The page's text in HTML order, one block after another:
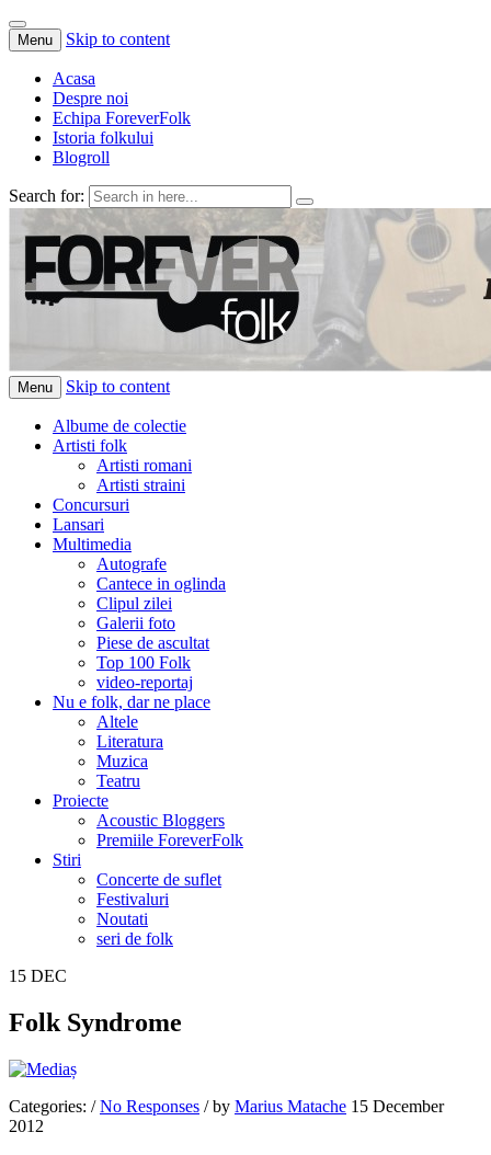
Menu Skip to content
Acasa
Despre noi
Echipa ForeverFolk
Istoria folkului
Blogroll
Search for:
ForeverFolk
Muzica sufletului tau
Menu Skip to content
Albume de colectie
Artisti folk
Artisti romani
Artisti straini
Concursuri
Lansari
Multimedia
Autografe
Cantece in oglinda
Clipul zilei
Galerii foto
Piese de ascultat
Top 100 Folk
video-reportaj
Nu e folk, dar ne place
Altele
Literatura
Muzica
Teatru
Proiecte
Acoustic Bloggers
Premiile ForeverFolk
Stiri
Concerte de suflet
Festivaluri
Noutati
seri de folk
15 DEC
Folk Syndrome
Categories: / No Responses /by Marius Matache 15 December
2012